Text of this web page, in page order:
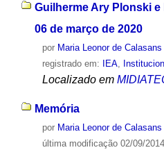
Guilherme Ary Plonski
06 de março de 2020
por Maria Leonor de Calasans
registrado em: IEA,
Localizado em
Memória
por Maria Leonor de Calasans
última modificação02/09/